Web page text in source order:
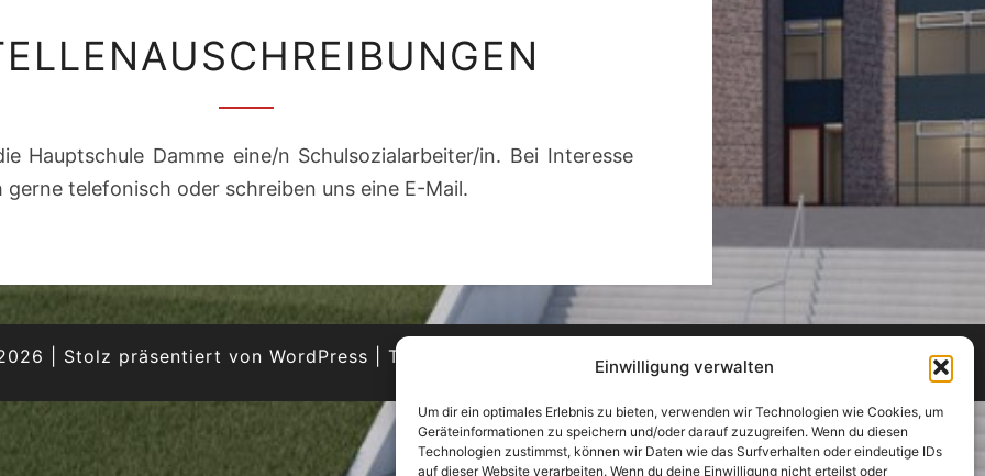
Einwilligung verwalten
Um dir ein optimales Erlebnis zu bieten, verwenden wir Technologien wie Cookies, um
Geräteinformationen zu speichern und/oder darauf zuzugreifen. Wenn du diesen
Technologien zustimmst, können wir Daten wie das Surfverhalten oder eindeutige IDs
auf dieser Website verarbeiten. Wenn du deine Einwilligung nicht erteilst oder
Hauptschule Damme eine/n Schulsozialarbeiter/in. Bei Interesse
gerne telefonisch oder schreiben uns eine E-Mail.
Stolz präsentiert von WordPress Theme: